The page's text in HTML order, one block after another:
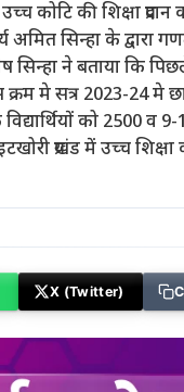
कोटि की शिक्षा
अमित सिन्हा के
सिन्हा ने बताया कि
मे सत्र 2023-24 मे
को 2500 व
इटखोरी प्रखंड में उच्च
X (Twitter)